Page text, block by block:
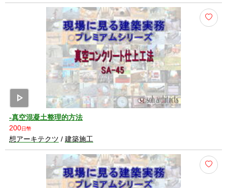
play_arrow
-真空混凝土整理的方法
200日幣
想アーキテクツ / 建築施工